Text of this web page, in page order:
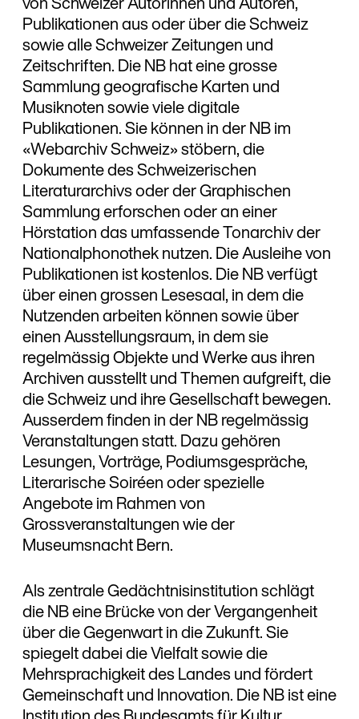
Publikationen aus oder über die Schweiz
sowie alle Schweizer Zeitungen und
Zeitschriften. Die NB hat eine grosse
Sammlung geografische Karten und
Musiknoten sowie viele digitale
Publikationen. Sie können in der NB im
«Webarchiv Schweiz» stöbern, die
Dokumente des Schweizerischen
Literaturarchivs oder der Graphischen
Sammlung erforschen oder an einer
Hörstation das umfassende Tonarchiv der
Nationalphonothek nutzen. Die Ausleihe von
Publikationen ist kostenlos. Die NB verfügt
über einen grossen Lesesaal, in dem die
Nutzenden arbeiten können sowie über
einen Ausstellungsraum, in dem sie
regelmässig Objekte und Werke aus ihren
Archiven ausstellt und Themen aufgreift, die
die Schweiz und ihre Gesellschaft bewegen.
Ausserdem finden in der NB regelmässig
Veranstaltungen statt. Dazu gehören
Lesungen, Vorträge, Podiumsgespräche,
Literarische Soiréen oder spezielle
Angebote im Rahmen von
Grossveranstaltungen wie der
Museumsnacht Bern.
Als zentrale Gedächtnisinstitution schlägt
die NB eine Brücke von der Vergangenheit
über die Gegenwart in die Zukunft. Sie
spiegelt dabei die Vielfalt sowie die
Mehrsprachigkeit des Landes und fördert
Gemeinschaft und Innovation. Die NB ist eine